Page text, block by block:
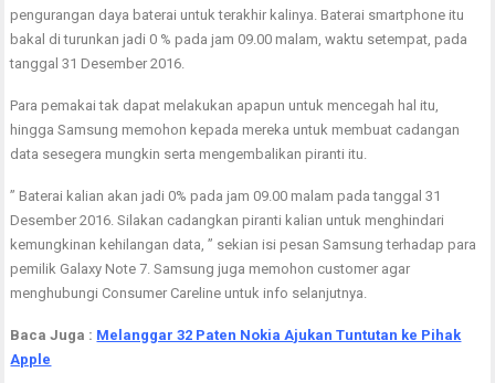
pengurangan daya baterai untuk terakhir kalinya. Baterai smartphone itu
bakal di turunkan jadi 0 % pada jam 09.00 malam, waktu setempat, pada
tanggal 31 Desember 2016.
Para pemakai tak dapat melakukan apapun untuk mencegah hal itu,
hingga Samsung memohon kepada mereka untuk membuat cadangan
data sesegera mungkin serta mengembalikan piranti itu.
” Baterai kalian akan jadi 0% pada jam 09.00 malam pada tanggal 31
Desember 2016. Silakan cadangkan piranti kalian untuk menghindari
kemungkinan kehilangan data, ” sekian isi pesan Samsung terhadap para
pemilik Galaxy Note 7. Samsung juga memohon customer agar
menghubungi Consumer Careline untuk info selanjutnya.
Baca Juga : Melanggar 32 Paten Nokia Ajukan Tuntutan ke Pihak
Apple